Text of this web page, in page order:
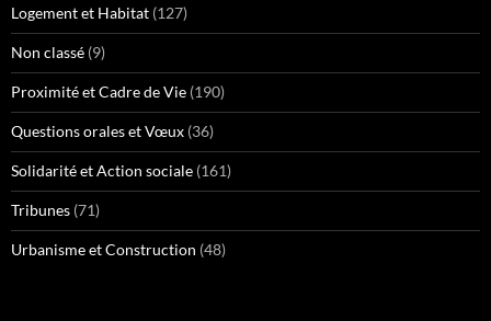
Logement et Habitat (127)
Non classé (9)
Proximité et Cadre de Vie (190)
Questions orales et Vœux (36)
Solidarité et Action sociale (161)
Tribunes (71)
Urbanisme et Construction (48)